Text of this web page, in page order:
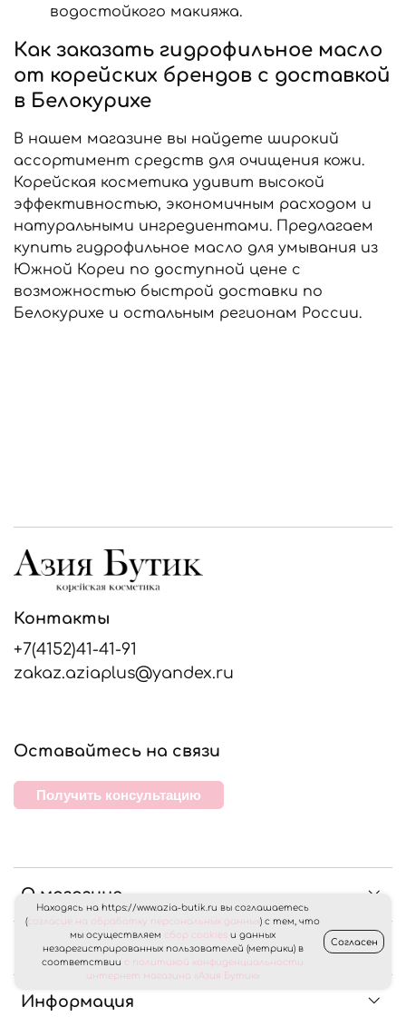
водостойкого макияжа.
Как заказать гидрофильное масло
от корейских брендов с доставкой
в Белокурихе
В нашем магазине вы найдете широкий
ассортимент средств для очищения кожи.
Корейская косметика удивит высокой
эффективностью, экономичным расходом и
натуральными ингредиентами. Предлагаем
купить гидрофильное масло для умывания из
Южной Кореи по доступной цене с
возможностью быстрой доставки по
Белокурихе и остальным регионам России.
О магазине
Клиентам
Информация
Контакты
+7(4152)41-41-91
zakaz.aziaplus@yandex.ru
Оставайтесь на связи
Получить консультацию
Находясь на https://www.azia-butik.ru вы соглашаетесь
(согласие на обработку персональных данных) с тем, что
мы осуществляем сбор cookies и данных
незарегистрированных пользователей (метрики) в
соответствии с политикой конфиденциальности
интернет магазина «Азия Бутик»
Согласен